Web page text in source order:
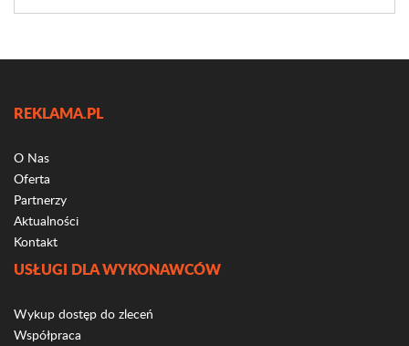
REKLAMA.PL
O Nas
Oferta
Partnerzy
Aktualności
Kontakt
USŁUGI DLA WYKONAWCÓW
Wykup dostęp do zleceń
Współpraca